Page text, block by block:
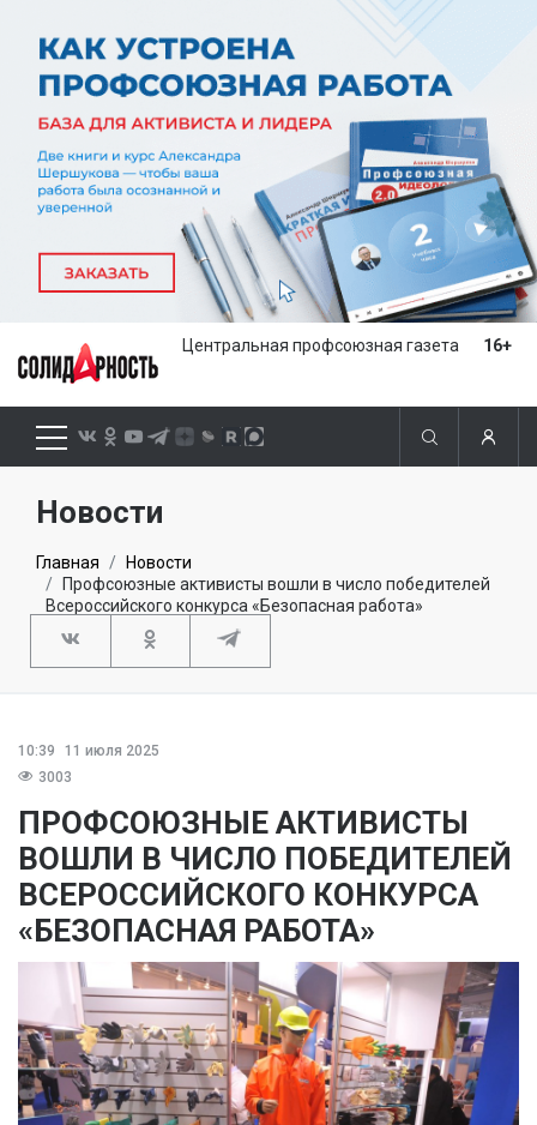
Центральная профсоюзная газета 16+
Новости
Главная
Новости
Профсоюзные активисты вошли в число победителей
Всероссийского конкурса «Безопасная работа»
10:39
11 июля 2025
3003
ПРОФСОЮЗНЫЕ АКТИВИСТЫ
ВОШЛИ В ЧИСЛО ПОБЕДИТЕЛЕЙ
ВСЕРОССИЙСКОГО КОНКУРСА
«БЕЗОПАСНАЯ РАБОТА»